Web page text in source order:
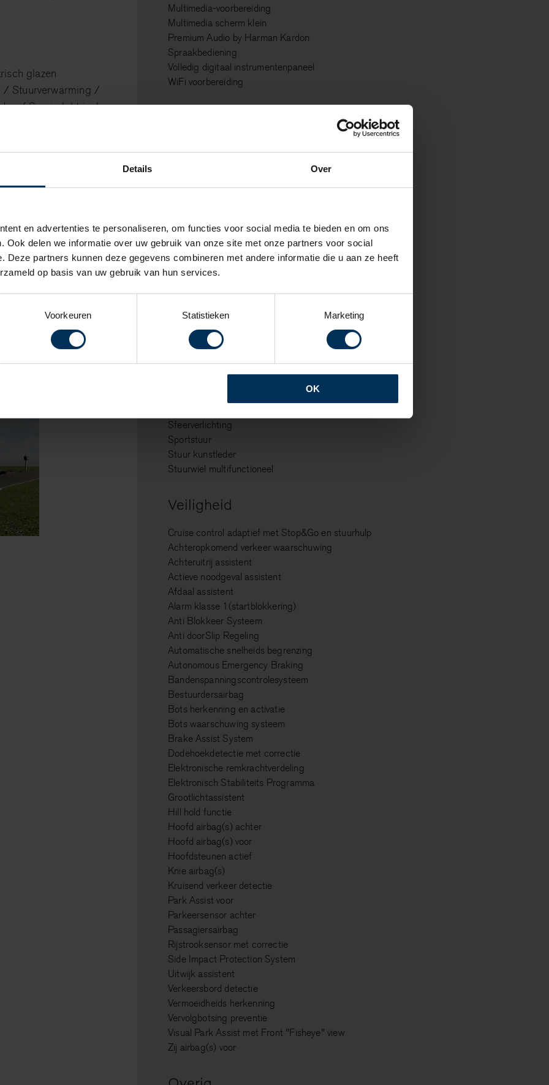
Details Over
en advertenties te personaliseren, om functies voor social media te bieden en om ons
Ook delen we informatie over uw gebruik van onze site met onze partners voor social
Deze partners kunnen deze gegevens combineren met andere informatie die u aan ze heeft
op basis van uw gebruik van hun services.
Voorkeuren Statistieken Marketing
OK
glazen
/ Stuurverwarming /
/ Semi-elektrisch
Multimedia-voorbereiding
Multimedia scherm klein
Premium Audio by Harman Kardon
Spraakbediening
Volledig digitaal instrumentenpaneel
WiFi voorbereiding
Nordico quilted Charcoal bekleding
Achterbank in delen neerklapbaar
Achteruitrijcamera
Armsteun achter
Armsteun voor
Bagage-scheidingsnet
Comfortstoel(en)
Elektrische ramen voor en achter
Elektrisch verstelb. passagiersstoel met geheugen
Geluidsimulator
Interieur voorverwarmingsinstallatie
Sfeerverlichting
Sportstuur
Stuur kunstleder
Stuurwiel multifunctioneel
Veiligheid
Cruise control adaptief met Stop&Go en stuurhulp
Achteropkomend verkeer waarschuwing
Achteruitrij assistent
Actieve noodgeval assistent
Afdaal assistent
Alarm klasse 1(startblokkering)
Anti Blokkeer Systeem
Anti doorSlip Regeling
Automatische snelheids begrenzing
Autonomous Emergency Braking
Bandenspanningscontrolesysteem
Bestuurdersairbag
Bots herkenning en activatie
Bots waarschuwing systeem
Brake Assist System
Dodehoekdetectie met correctie
Elektronische remkrachtverdeling
Elektronisch Stabiliteits Programma
Grootlichtassistent
Hill hold functie
Hoofd airbag(s) achter
Hoofd airbag(s) voor
Hoofdsteunen actief
Knie airbag(s)
Kruisend verkeer detectie
Park Assist voor
Parkeersensor achter
Passagiersairbag
Rijstrooksensor met correctie
Side Impact Protection System
Uitwijk assistent
Verkeersbord detectie
Vermoeidheids herkenning
Vervolgbotsing preventie
Visual Park Assist met Front "Fisheye" view
Zij airbag(s) voor